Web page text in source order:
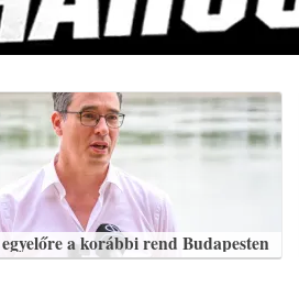
a korábbi rend Budapesten